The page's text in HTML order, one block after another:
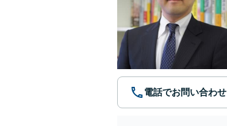
電話でお問い合わせ